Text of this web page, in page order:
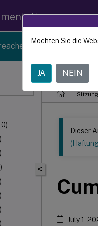
end-of-life on
Dieser Inhalt
<
Dieser
July 1,
Möchten Sie die
JA NEIN